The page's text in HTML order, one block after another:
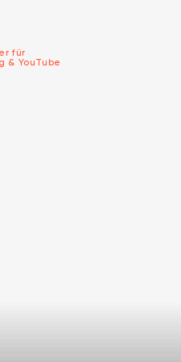
für
& YouTube